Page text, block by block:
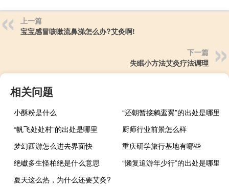
上一篇
宝宝感冒咳嗽流鼻涕怎么办?艾灸啊!
下一篇
失眠小方法艾灸疗法调理
相关问题
小酥粉是什么
“还朝暂接鹓鸾翼”的出处是哪里
“帆飞处处村”的出处是哪里
厨师行业前景怎么样
梦幻西游怎么进去界面快
重庆研学旅行基地有哪些
绝巘多生怪柏绝是什么意思
“懒复追游年少行”的出处是哪里
夏天这么热，为什么还要艾灸?